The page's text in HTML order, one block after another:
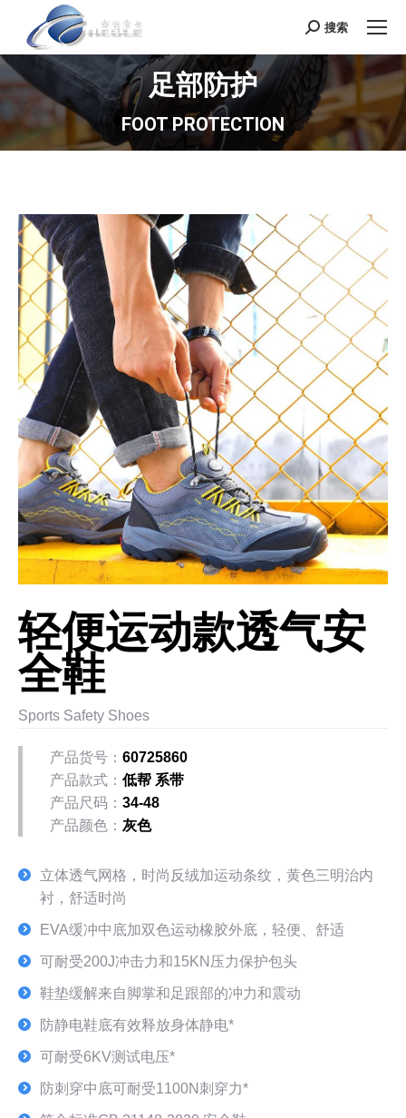
Search:
搜索
足部防护
FOOT PROTECTION
轻便运动款透气安
全鞋
Sports Safety Shoes
产品货号： 60725860
产品款式： 低帮 系带
产品尺码： 34-48
产品颜色： 灰色
立体透气网格，时尚反绒加运动条纹，黄色三明治内
衬，舒适时尚
EVA缓冲中底加双色运动橡胶外底，轻便、舒适
可耐受200J冲击力和15KN压力保护包头
鞋垫缓解来自脚掌和足跟部的冲力和震动
防静电鞋底有效释放身体静电*
可耐受6KV测试电压*
防刺穿中底可耐受1100N刺穿力*